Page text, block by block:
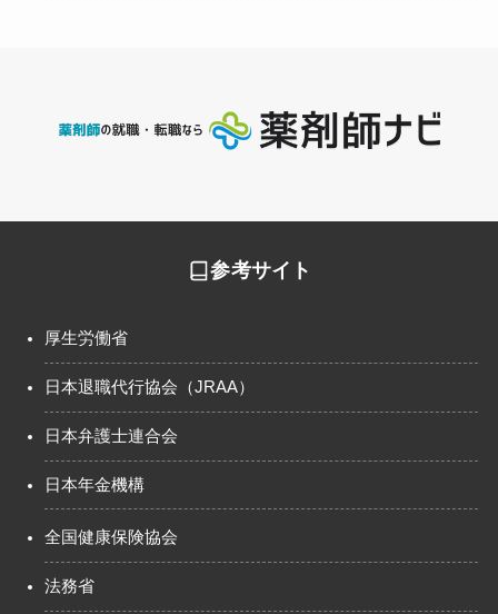
参考サイト
厚生労働省
日本退職代行協会（JRAA）
日本弁護士連合会
日本年金機構
全国健康保険協会
法務省